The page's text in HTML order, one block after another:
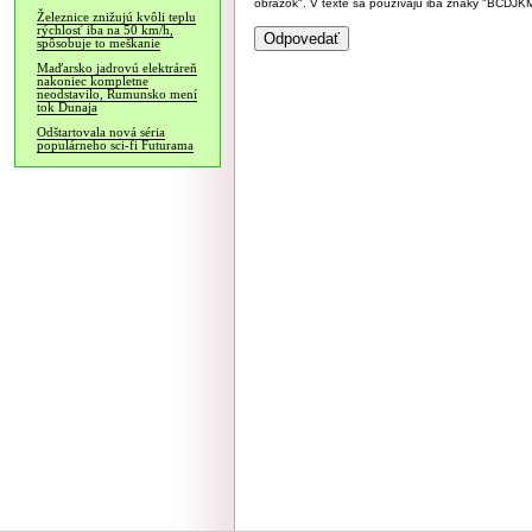
Železnice znižujú kvôli teplu
rýchlosť iba na 50 km/h,
spôsobuje to meškanie
Maďarsko jadrovú elektráreň
nakoniec kompletne
neodstavilo, Rumunsko mení
tok Dunaja
Odštartovala nová séria
populárneho sci-fi Futurama
obrázok". V texte sa používajú iba znaky